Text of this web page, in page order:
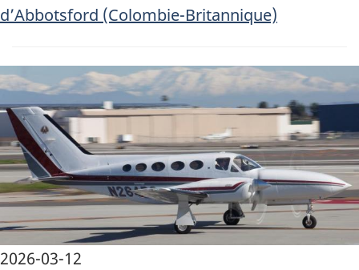
d’Abbotsford (Colombie-Britannique)
Image
2026-03-12